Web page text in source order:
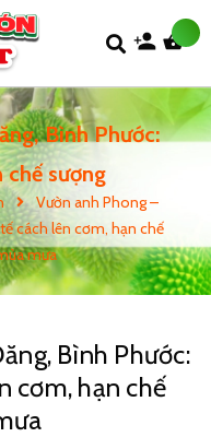
Bình Phước:
chế sượng
Vườn anh Phong –
cách lên cơm, hạn chế
mưa
Bình Phước:
cơm, hạn chế